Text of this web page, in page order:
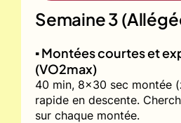
Semaine 3
▪️ Montées courtes et
(VO2max)
40 min, 8x30 sec montée
rapide en descente.
sur chaque montée.